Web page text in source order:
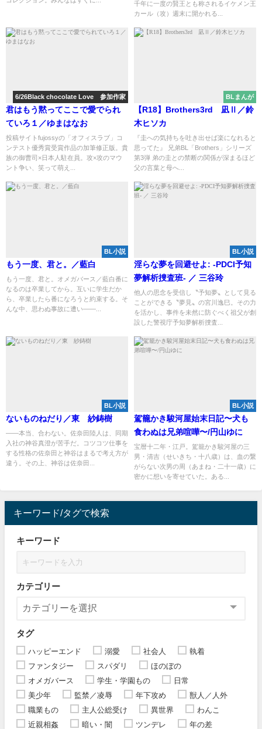
千年に一度の賢王とも称されるイケメン王
カール（攻）週末に開かれる...
6/26Black chocolate Love 参加作家
君はもう黙ってここで愛でられ
ていろ１／ゆまはなお
投稿サイトfujossyの「オフィスラブ」コ
ンテスト優秀賞受賞作品の加筆修正版。貴
族の御曹司×日本人駐在員。攻×攻のマウ
ント争い、笑って萌え...
BLまんが
【R18】Brothers3rd 凪Ⅱ／鈴
木ヒソカ
『圭への気持ちを吐き出せば楽になれると
思ってた』 兄弟BL「Brothers」シリーズ
第3弾 弟の圭との禁断の関係が深まるほど
父の言葉と母へ...
BL小説
もう一度、君と。／藍白
もう一度、君と。オメガバース／藍白番に
なるのは卒業してから。互いに学生だか
ら、卒業したら番になろうと約束する。そ
んな中、思わぬ事故に遭い――...
BL小説
淫らな夢を回避せよ: -PDCI予知
夢解析捜査班- ／ 三谷玲
他人の思念を受信し〝予知夢〟として見る
ことができる〝夢見〟の宮川逸巳。その力
を活かし、事件を未然に防ぐべく祖父が創
設した警視庁予知夢解析捜査...
BL小説
ないものねだり／東 紗鋳樹
――本当、合わない。佐奈田陸人は、同期
入社の神谷真澄が苦手だ。コツコツ仕事を
する性格の佐奈田と神谷はまるで考え方が
違う。その上、神谷は佐奈田...
BL小説
駕籠かき駿河屋始末日記〜犬も
食わぬは兄弟喧嘩〜/円山ゆに
宝暦十二年・江戸。駕籠かき駿河屋の三
男・清吉（せいきち・十八歳）は、血の繋
がらない次男の周（あまね・二十一歳）に
密かに想いを寄せていた。ある...
キーワード/タグで検索
キーワード
カテゴリー
タグ
ハッピーエンド 溺愛 社会人
執着
ファンタジー
スパダリ
ほのぼの
オメガバース
学生・学園もの
日常
美少年
監禁／凌辱 年下攻め
獣人／人外
職業もの
主人公総受け 異世界
わんこ
近親相姦
暗い・闇 ツンデレ
年の差